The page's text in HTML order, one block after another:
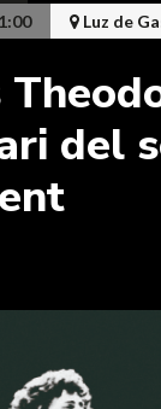
Luz de
del